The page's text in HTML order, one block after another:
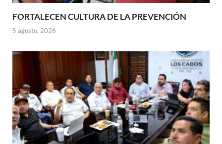
FORTALECEN CULTURA DE LA PREVENCIÓN
5 agosto, 2026